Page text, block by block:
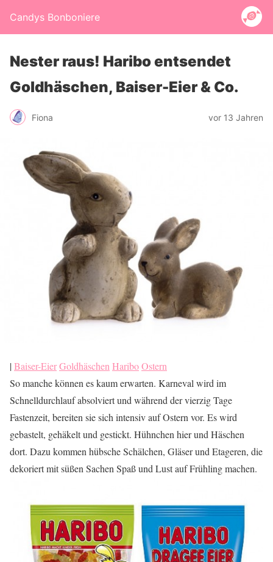
Candys Bonboniere
Nester raus! Haribo entsendet
Goldhäschen, Baiser-Eier & Co.
Fiona vor 13 Jahren
|Baiser-EierGoldhäschen HariboOstern
So manche können es kaum erwarten. Karneval wird im
Schnelldurchlauf absolviert und während der vierzig Tage
Fastenzeit, bereiten sie sich intensiv auf Ostern vor. Es wird
gebastelt, gehäkelt und gestickt. Hühnchen hier und Häschen
dort. Dazu kommen hübsche Schälchen, Gläser und Etageren, die
dekoriert mit süßen Sachen Spaß und Lust auf Frühling machen.